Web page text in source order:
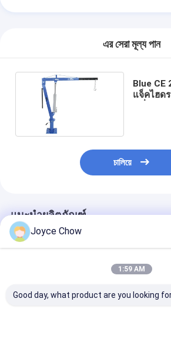
এর সেরা মূল্য পান
Blue CE
แจ็คไฮด
চালিয়ে
แนะนำผลิตภัณฑ์
Joyce Chow
1:59 AM
Good day, what product are you looking